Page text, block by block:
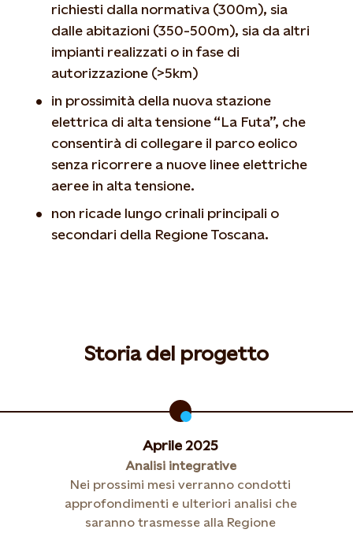
richiesti dalla normativa (300m), sia
dalle abitazioni (350-500m), sia da altri
impianti realizzati o in fase di
autorizzazione (>5km)
in prossimità della nuova stazione
elettrica di alta tensione “La Futa”, che
consentirà di collegare il parco eolico
senza ricorrere a nuove linee elettriche
aeree in alta tensione.
non ricade lungo crinali principali o
secondari della Regione Toscana.
Storia del progetto
Aprile 2025
Analisi integrative
Nei prossimi mesi verranno condotti
approfondimenti e ulteriori analisi che
saranno trasmesse alla Regione